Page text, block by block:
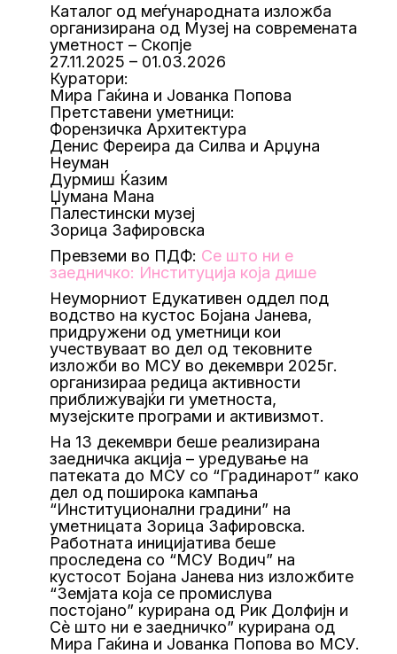
Каталог од меѓународната изложба
организирана од Музеј на современата
уметност – Скопје
27.11.2025 – 01.03.2026
Куратори:
Мира Гаќина и Јованка Попова
Претставени уметници:
Форензичка Архитектура
Денис Фереира да Силва и Арџуна
Неуман
Дурмиш Ќазим
Џумана Мана
Палестински музеj
Зорица Зафировска
Превземи во ПДФ: Се што ни е
заедничко: Институција која дише
Неуморниот Едукативен оддел под
водство на кустос Бојана Јанева,
придружени од уметници кои
учествуваат во дел од тековните
изложби во МСУ во декември 2025г.
организираа редица активности
приближувајќи ги уметноста,
музејските програми и активизмот.
На 13 декември беше реализирана
заедничка акција – уредување на
патеката до МСУ со “Градинарот” како
дел од поширока кампања
“Институционални градини” на
уметницата Зорица Зафировска.
Работната иницијатива беше
проследена со “МСУ Водич” на
кустосот Бојана Јанева низ изложбите
“Земјата која се промислува
постојано” курирана од Рик Долфијн и
Сѐ што ни е заедничко” курирана од
Мира Гаќина и Јованка Попова во МСУ.